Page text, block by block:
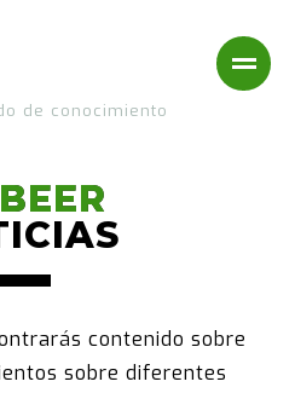
de conocimiento
contenido sobre
sobre diferentes